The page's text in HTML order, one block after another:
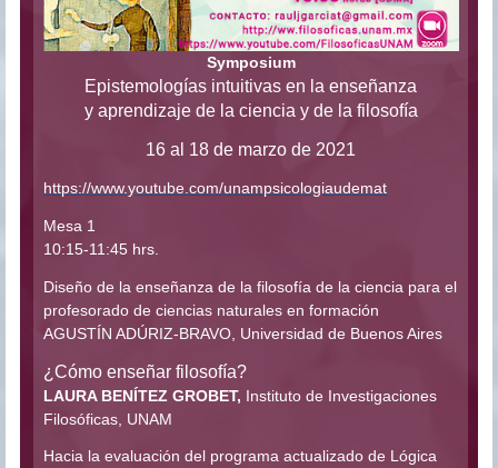
Symposium
Epistemologías intuitivas en la enseñanza
y aprendizaje de la ciencia y de la filosofía
16 al 18 de marzo de 2021
https://www.youtube.com/unampsicologiaudemat
Mesa 1
10:15-11:45 hrs.
Diseño de la enseñanza de la filosofía de la ciencia para el
profesorado de ciencias naturales en formación
AGUSTÍN ADÚRIZ-BRAVO, Universidad de Buenos Aires
¿Cómo enseñar filosofía?
LAURA BENÍTEZ GROBET, Instituto de Investigaciones
Filosóficas, UNAM
Hacia la evaluación del programa actualizado de Lógica